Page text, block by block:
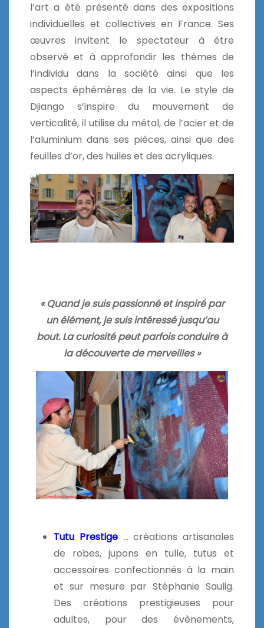
l’art a été présenté dans des expositions
individuelles et collectives en France. Ses
œuvres invitent le spectateur à être
observé et à approfondir les thèmes de
l’individu dans la société ainsi que les
aspects éphémères de la vie. Le style de
Djiango s’inspire du mouvement de
verticalité, il utilise du métal, de l’acier et de
l’aluminium dans ses pièces, ainsi que des
feuilles d’or, des huiles et des acryliques.
« Quand je suis passionné et inspiré par
un élément, je suis intéressé jusqu’au
bout. La curiosité peut parfois conduire à
la découverte de merveilles »
Tutu Prestige… créations artisanales
de robes, jupons en tulle, tutus et
accessoires confectionnés à la main
et sur mesure par Stéphanie Saulig.
Des créations prestigieuses pour
adultes, pour des évènements,